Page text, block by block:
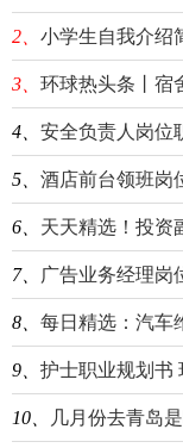
2、 小学生自我介绍
3、 环球热头条丨宿
4、 安全负责人岗位
5、 酒店前台领班岗
6、 天天精选！投资
7、 广告业务经理岗
8、 每日精选：汽车
9、 护士职业规划书
10、 几月份去青岛